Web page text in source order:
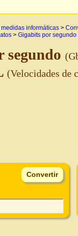
informáticas >
> Gigabits por segundo
segundo
(Velocidades de